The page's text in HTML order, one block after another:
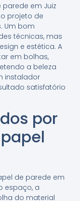
em Juiz
projeto de
Um bom
técnicas, mas
e estética. A
em bolhas,
a beleza
instalador
satisfatório
por
de parede em
espaço, a
do material